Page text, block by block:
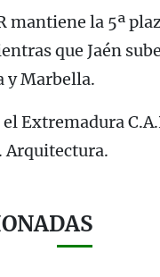
mantiene la 5ª
que Jaén
y Marbella.
Extremadura
Arquitectura.